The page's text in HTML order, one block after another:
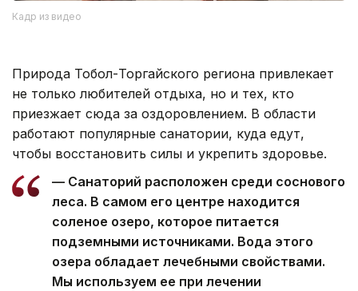
Кадр из видео
Природа Тобол-Торгайского региона привлекает
не только любителей отдыха, но и тех, кто
приезжает сюда за оздоровлением. В области
работают популярные санатории, куда едут,
чтобы восстановить силы и укрепить здоровье.
— Санаторий расположен среди соснового
леса. В самом его центре находится
соленое озеро, которое питается
подземными источниками. Вода этого
озера обладает лечебными свойствами.
Мы используем ее при лечении